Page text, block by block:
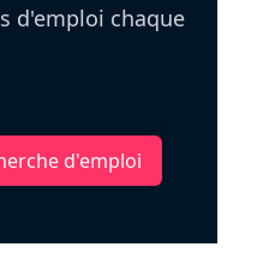
d'emploi chaque
d'emploi